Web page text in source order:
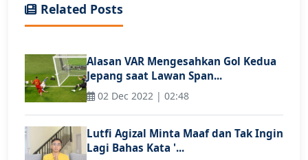
Related Posts
Alasan VAR Mengesahkan Gol Kedua
Jepang saat Lawan Span...
02 Dec 2022 | 02:48
Lutfi Agizal Minta Maaf dan Tak Ingin
Lagi Bahas Kata '...